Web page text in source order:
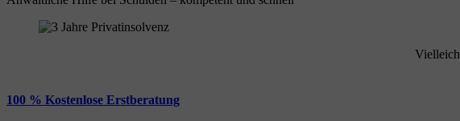
100 % Kostenlose Erstberatung